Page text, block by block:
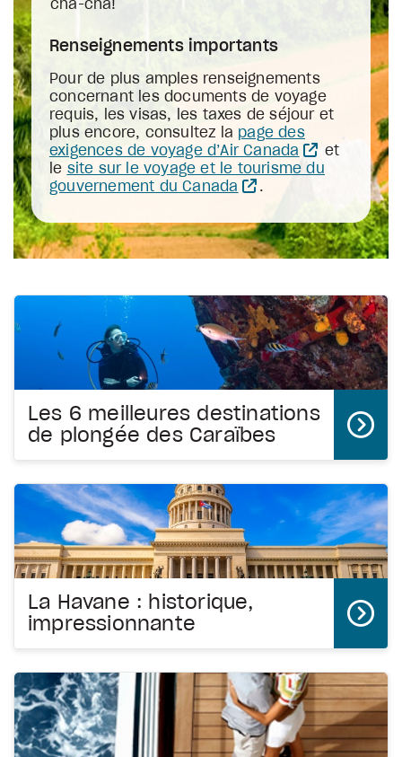
cha-cha!
Renseignements importants
Pour de plus amples renseignements
concernant les documents de voyage
requis, les visas, les taxes de séjour et
plus encore, consultez la page des
exigences de voyage d’Air Canada
et
le site sur le voyage et le tourisme du
gouvernement du Canada
.
Les 6 meilleures destinations
de plongée des Caraïbes
La Havane : historique,
impressionnante